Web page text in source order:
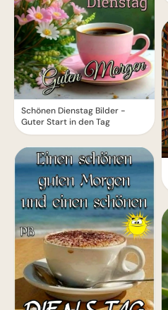
Schönen Dienstag Bilder -
Guter Start in den Tag